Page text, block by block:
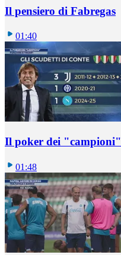
Il pensiero di Fabregas
01:40
Il poker dei "campioni"
01:48